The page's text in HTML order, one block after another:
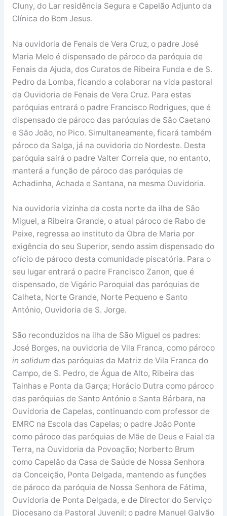
Cluny, do Lar residência Segura e Capelão Adjunto da
Clínica do Bom Jesus.
Na ouvidoria de Fenais de Vera Cruz, o padre José
Maria Melo é dispensado de pároco da paróquia de
Fenais da Ajuda, dos Curatos de Ribeira Funda e de S.
Pedro da Lomba, ficando a colaborar na vida pastoral
da Ouvidoria de Fenais de Vera Cruz. Para estas
paróquias entrará o padre Francisco Rodrigues, que é
dispensado de pároco das paróquias de São Caetano
e São João, no Pico. Simultaneamente, ficará também
pároco da Salga, já na ouvidoria do Nordeste. Desta
paróquia sairá o padre Valter Correia que, no entanto,
manterá a função de pároco das paróquias de
Achadinha, Achada e Santana, na mesma Ouvidoria.
Na ouvidoria vizinha da costa norte da ilha de São
Miguel, a Ribeira Grande, o atual pároco de Rabo de
Peixe, regressa ao instituto da Obra de Maria por
exigência do seu Superior, sendo assim dispensado do
ofício de pároco desta comunidade piscatória. Para o
seu lugar entrará o padre Francisco Zanon, que é
dispensado, de Vigário Paroquial das paróquias de
Calheta, Norte Grande, Norte Pequeno e Santo
António, Ouvidoria de S. Jorge.
São reconduzidos na ilha de São Miguel os padres:
José Borges, na ouvidoria de Vila Franca, como pároco
in solidumdas paróquias da Matriz de Vila Franca do
Campo, de S. Pedro, de Água de Alto, Ribeira das
Tainhas e Ponta da Garça; Horácio Dutra como pároco
das paróquias de Santo António e Santa Bárbara, na
Ouvidoria de Capelas, continuando com professor de
EMRC na Escola das Capelas; o padre João Ponte
como pároco das paróquias de Mãe de Deus e Faial da
Terra, na Ouvidoria da Povoação; Norberto Brum
como Capelão da Casa de Saúde de Nossa Senhora
da Conceição, Ponta Delgada, mantendo as funções
de pároco da paróquia de Nossa Senhora de Fátima,
Ouvidoria de Ponta Delgada, e de Director do Serviço
Diocesano da Pastoral Juvenil; o padre Manuel Galvão